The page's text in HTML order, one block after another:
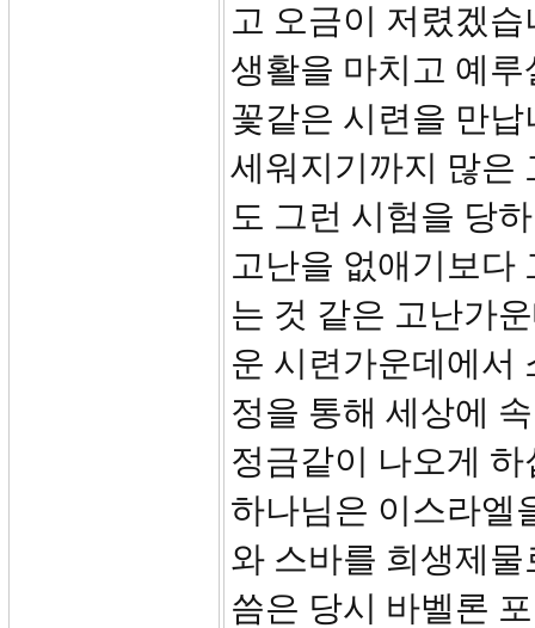
고 오금이 저렸겠
생활을 마치고 예
꽃같은 시련을 만
세워지기까지 많은
도 그런 시험을 당
고난을 없애기보다
는 것 같은 고난가
운 시련가운데에서
정을 통해 세상에
정금같이 나오게 하
하나님은 이스라엘
와 스바를 희생제
씀은 당시 바벨론